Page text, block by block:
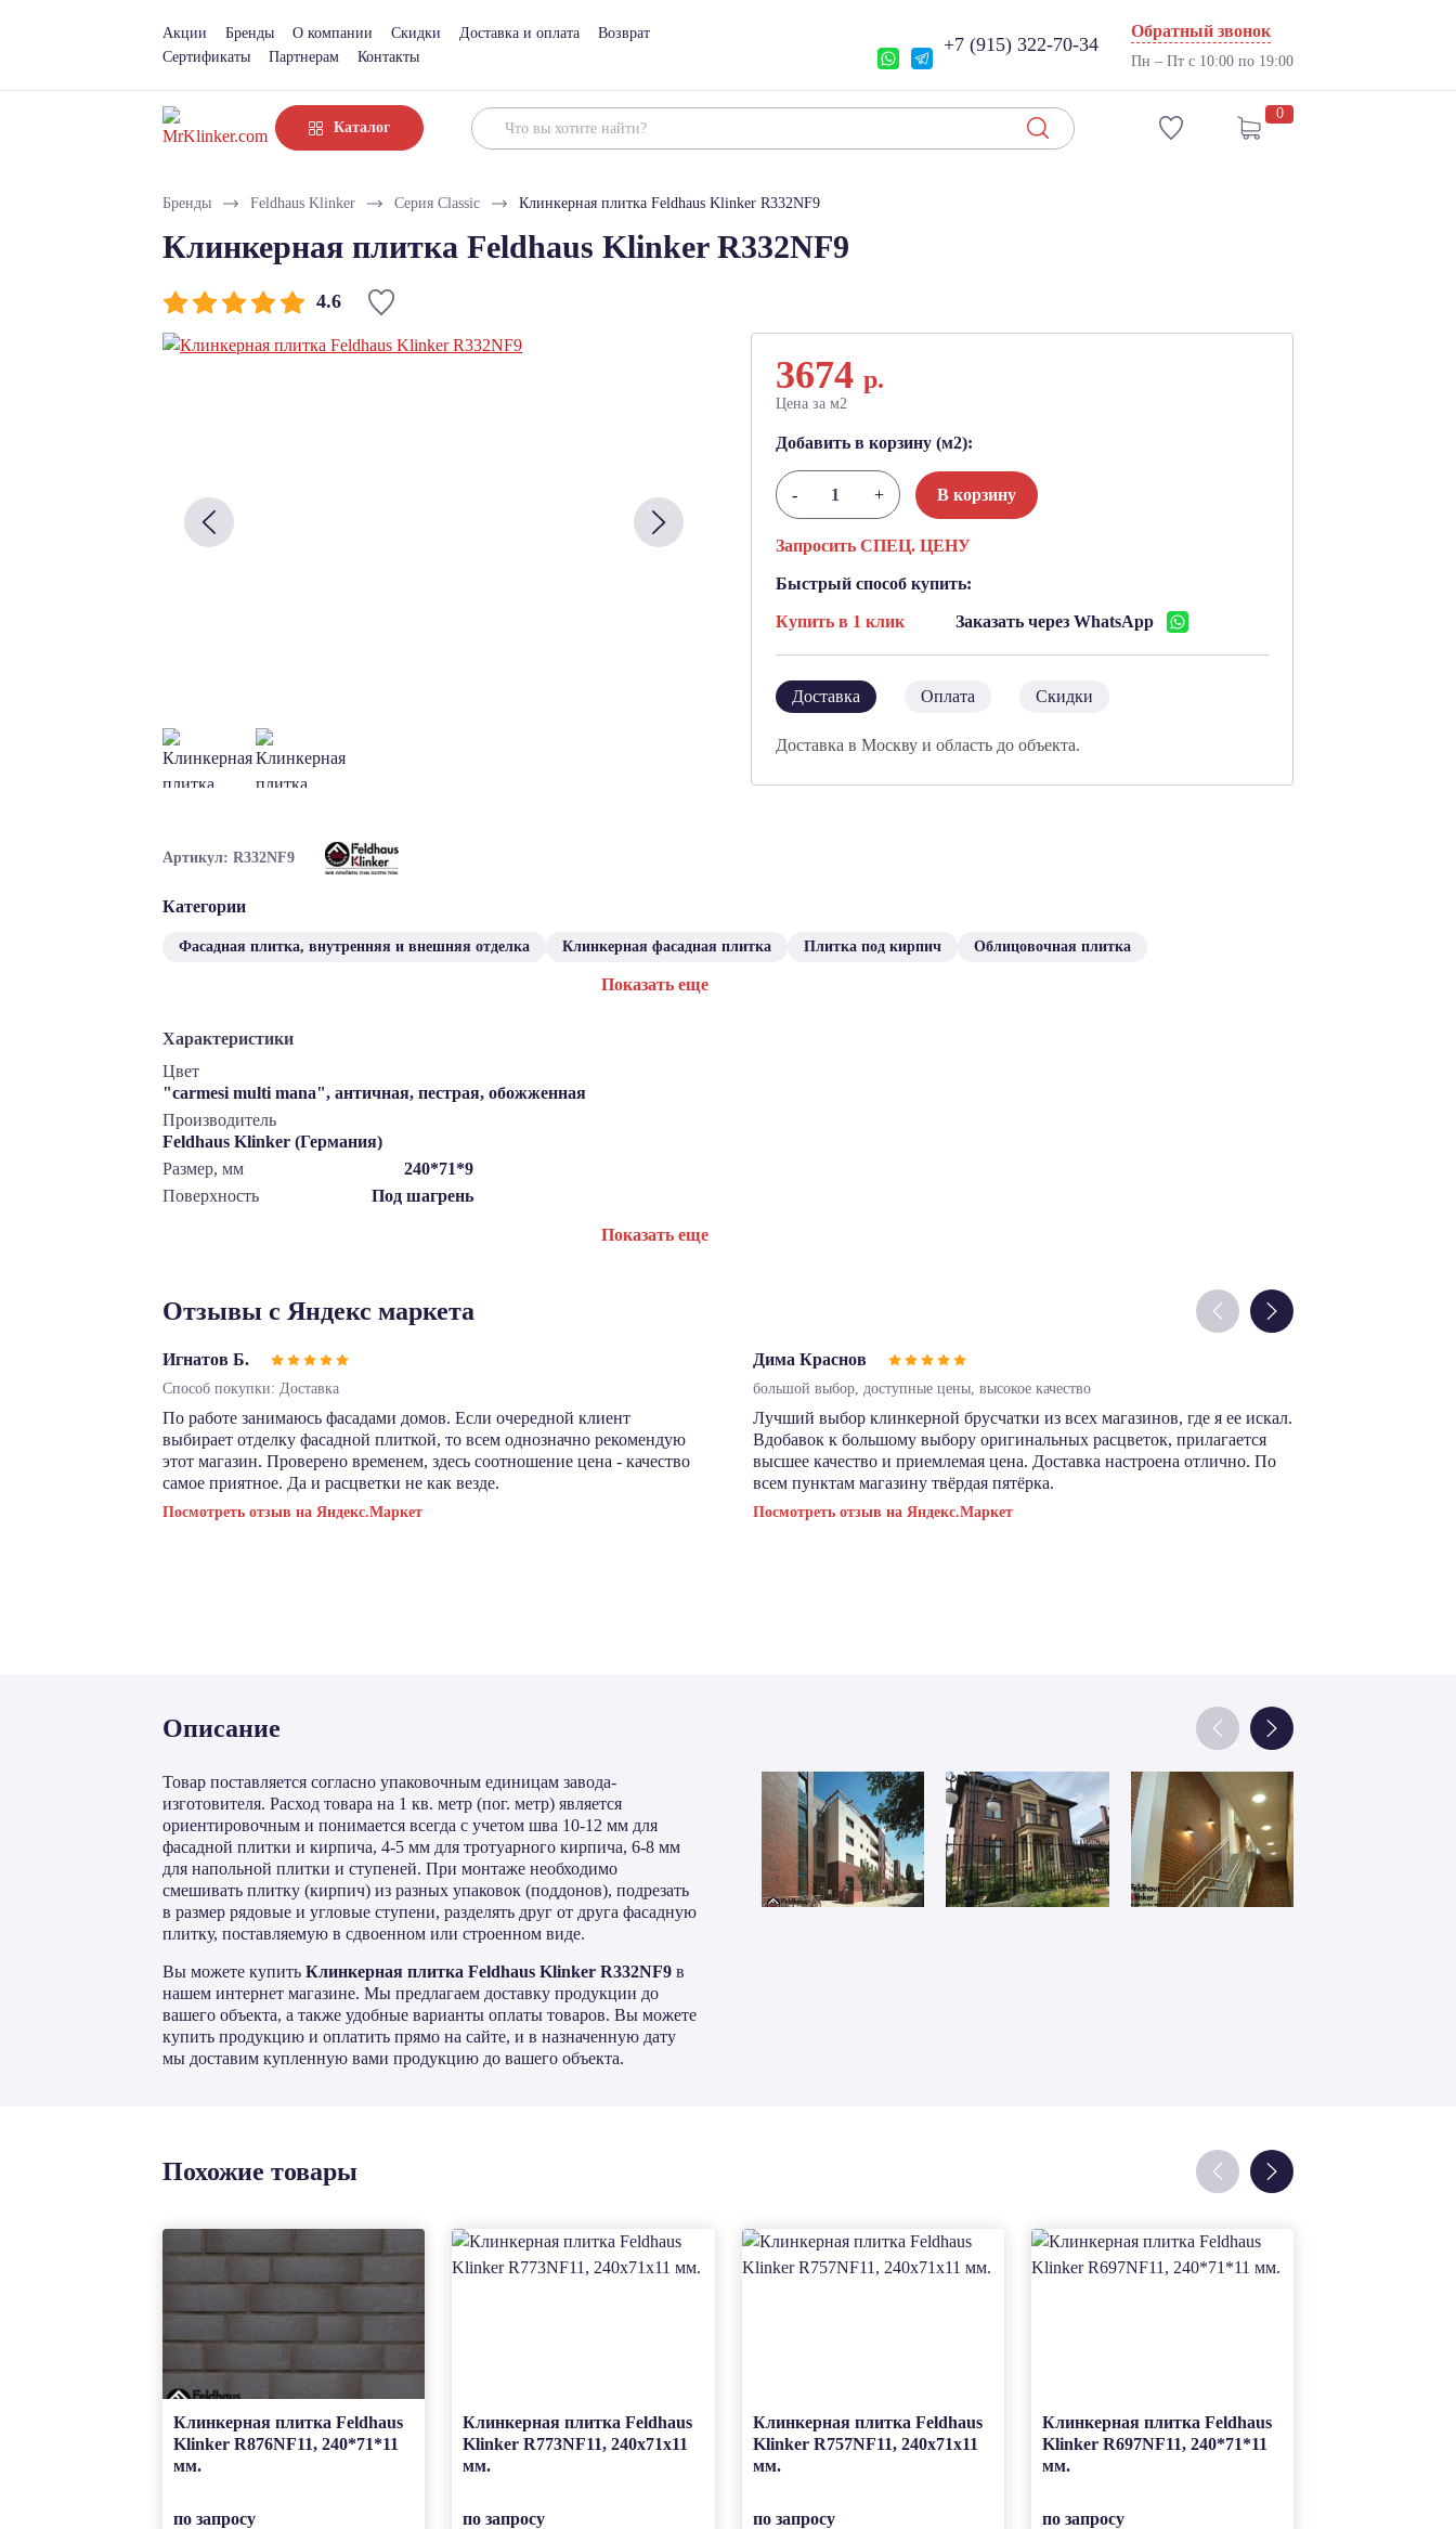
Акции Бренды О компании Скидки Доставка и оплата
Возврат
Сертификаты
Партнерам Контакты
+7 (915) 322-70-34
Обратный звонок
Пн – Пт с 10:00 по 19:00
Каталог
0
Бренды Feldhaus Klinker Серия Classic Клинкерная плитка Feldhaus Klinker R332NF9
Клинкерная плитка Feldhaus Klinker R332NF9
4.6
Артикул: R332NF9
Категории
Фасадная плитка, внутренняя и внешняя отделка Клинкерная фасадная плитка Плитка под кирпич Облицовочная плитка
Показать еще
Характеристики
Цвет
"carmesi multi mana", античная, пестрая, обожженная
Производитель
Feldhaus Klinker (Германия)
Размер, мм
240*71*9
Поверхность
Под шагрень
Показать еще
3674 р.
Цена за м2
Добавить в корзину (м2):
- + В корзину
Запросить СПЕЦ. ЦЕНУ
Быстрый способ купить:
Купить в 1 клик Заказать через WhatsApp
Доставка Оплата Скидки
Доставка в Москву и область до объекта.
Отзывы с Яндекс маркета
Игнатов Б.
Способ покупки: Доставка
По работе занимаюсь фасадами домов. Если очередной клиент
выбирает отделку фасадной плиткой, то всем однозначно рекомендую
этот магазин. Проверено временем, здесь соотношение цена - качество
самое приятное. Да и расцветки не как везде.
Посмотреть отзыв на Яндекс.Маркет
Дима Краснов
большой выбор, доступные цены, высокое качество
Лучший выбор клинкерной брусчатки из всех магазинов, где я ее искал.
Вдобавок к большому выбору оригинальных расцветок, прилагается
высшее качество и приемлемая цена. Доставка настроена отлично. По
всем пунктам магазину твёрдая пятёрка.
Посмотреть отзыв на Яндекс.Маркет
Описание
Товар поставляется согласно упаковочным единицам завода-
изготовителя. Расход товара на 1 кв. метр (пог. метр) является
ориентировочным и понимается всегда с учетом шва 10-12 мм для
фасадной плитки и кирпича, 4-5 мм для тротуарного кирпича, 6-8 мм
для напольной плитки и ступеней. При монтаже необходимо
смешивать плитку (кирпич) из разных упаковок (поддонов), подрезать
в размер рядовые и угловые ступени, разделять друг от друга фасадную
плитку, поставляемую в сдвоенном или строенном виде.
Вы можете купить Клинкерная плитка Feldhaus Klinker R332NF9 в
нашем интернет магазине. Мы предлагаем доставку продукции до
вашего объекта, а также удобные варианты оплаты товаров. Вы можете
купить продукцию и оплатить прямо на сайте, и в назначенную дату
мы доставим купленную вами продукцию до вашего объекта.
Похожие товары
Клинкерная плитка Feldhaus
Klinker R876NF11, 240*71*11
мм.
по запросу
Клинкерная плитка Feldhaus
Klinker R773NF11, 240x71x11
мм.
по запросу
Клинкерная плитка Feldhaus
Klinker R757NF11, 240x71x11
мм.
по запросу
Клинкерная плитка Feldhaus
Klinker R697NF11, 240*71*11
мм.
по запросу